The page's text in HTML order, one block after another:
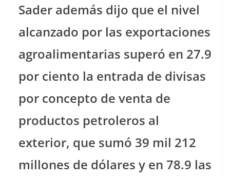
Sader además dijo que el nivel
alcanzado por las exportaciones
agroalimentarias superó en 27.9
por ciento la entrada de divisas
por concepto de venta de
productos petroleros al
exterior, que sumó 39 mil 212
millones de dólares y en 78.9 las